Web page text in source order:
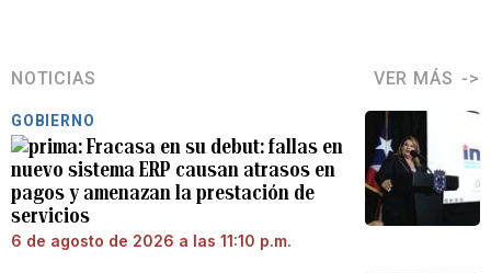
NOTICIAS VER MÁS
GOBIERNO
Fracasa en su debut: fallas en
nuevo sistema ERP causan atrasos en
pagos y amenazan la prestación de
servicios
6 de agosto de 2026 a las 11:10 p.m.